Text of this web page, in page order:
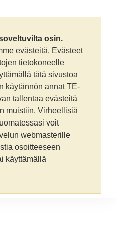
osin.
evästeitä. Evästeet
tietokoneelle
tätä sivustoa
käytännön annat TE-
tallentaa evästeitä
muistiin. Virheellisiä
voit
webmasterille
osoitteeseen
käyttämällä